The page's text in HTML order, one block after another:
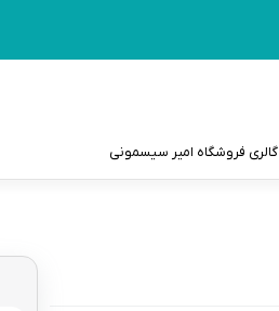
گالری فروشگاه امیر سیسمونی